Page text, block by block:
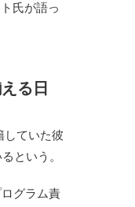
氏が語っ
る日
していた彼
という。
グラム責